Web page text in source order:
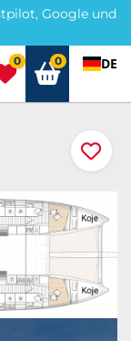
Google und
3222690
0 0 DE